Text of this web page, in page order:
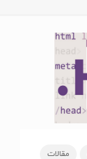
مقالات